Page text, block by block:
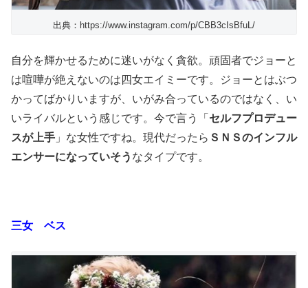
出典：https://www.instagram.com/p/CBB3cIsBfuL/
自分を輝かせるために迷いがなく貪欲。頑固者でジョーと
は喧嘩が絶えないのは四女エイミーです。ジョーとはぶつ
かってばかりいますが、いがみ合っているのではなく、い
いライバルという感じです。今で言う「 セルフプロデュー
スが上手 」な女性ですね。現代だったら ＳＮＳのインフル
エンサーになっていそう なタイプです。
三女 ベス